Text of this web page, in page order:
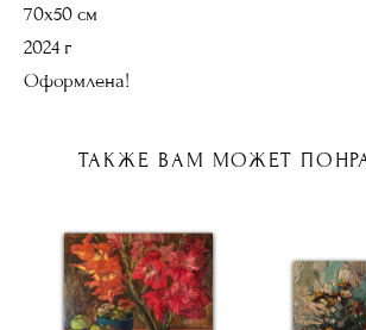
70х50 см
2024 г
Оформлена!
ТАКЖЕ ВАМ МОЖЕТ